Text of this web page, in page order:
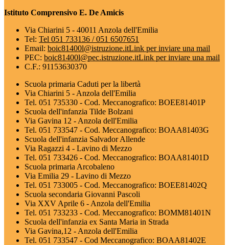
Istituto Comprensivo E. De Amicis
Via Chiarini 5 - 40011 Anzola dell'Emilia
Tel: Tel 051 733136 / 051 6507651
Email: boic81400l@istruzione.itLink per inviare una mail
PEC: boic81400l@pec.istruzione.itLink per inviare una mail
C.F.: 91153630370
Scuola primaria Caduti per la libertà
Via Chiarini 5 - Anzola dell'Emilia
Tel. 051 735330 - Cod. Meccanografico: BOEE81401P
Scuola dell'infanzia Tilde Bolzani
Via Gavina 12 - Anzola dell'Emilia
Tel. 051 733547 - Cod. Meccanografico: BOAA81403G
Scuola dell'infanzia Salvador Allende
Via Ragazzi 4 - Lavino di Mezzo
Tel. 051 733426 - Cod. Meccanografico: BOAA81401D
Scuola primaria Arcobaleno
Via Emilia 29 - Lavino di Mezzo
Tel. 051 733005 - Cod. Meccanografico: BOEE81402Q
Scuola secondaria Giovanni Pascoli
Via XXV Aprile 6 - Anzola dell'Emilia
Tel. 051 733233 - Cod. Meccanografico: BOMM81401N
Scuola dell'infanzia ex Santa Maria in Strada
Via Gavina,12 - Anzola dell'Emilia
Tel. 051 733547 - Cod Meccanografico: BOAA81402E